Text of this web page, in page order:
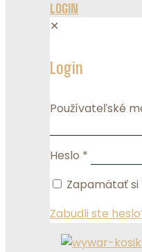
LOGIN
✕
Login
Používateľské
Heslo *
Zapamätať si
Zabudli ste